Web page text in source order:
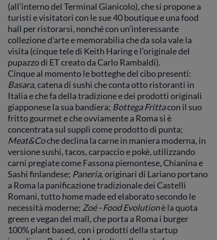
(all’interno del Terminal Gianicolo), che si propone a
turisti e visitatori con le sue 40 boutique e una food
hall per ristorarsi, nonché con un’interessante
collezione d’arte e memorabilia che da sola vale la
visita (cinque tele di Keith Haring e l’originale del
pupazzo di ET creato da Carlo Rambaldi).
Cinque al momento le botteghe del cibo presenti:
Basara, catena di sushi che conta otto ristoranti in
Italia e che fa della tradizione e dei prodotti originali
giapponese la sua bandiera; Bottega Frittacon il suo
fritto gourmet e che ovviamente a Roma si è
concentrata sul supplì come prodotto di punta;
Meat&Coche declina la carne in maniera moderna, in
versione sushi, tacos, carpaccio e pokè, utilizzando
carni pregiate come Fassona piemontese, Chianina e
Sashi finlandese; Paneria, originari di Lariano portano
a Roma la panificazione tradizionale dei Castelli
Romani, tutto home made ed elaborato secondo le
necessità moderne; Zoé - Food Evolutionè la quota
green e vegan del mall, che porta a Roma i burger
100% plant based, con i prodotti della startup